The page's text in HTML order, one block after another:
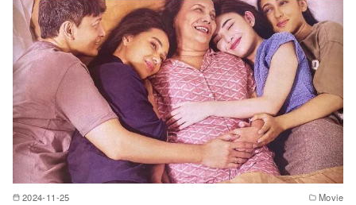
2024-11-25 Movie